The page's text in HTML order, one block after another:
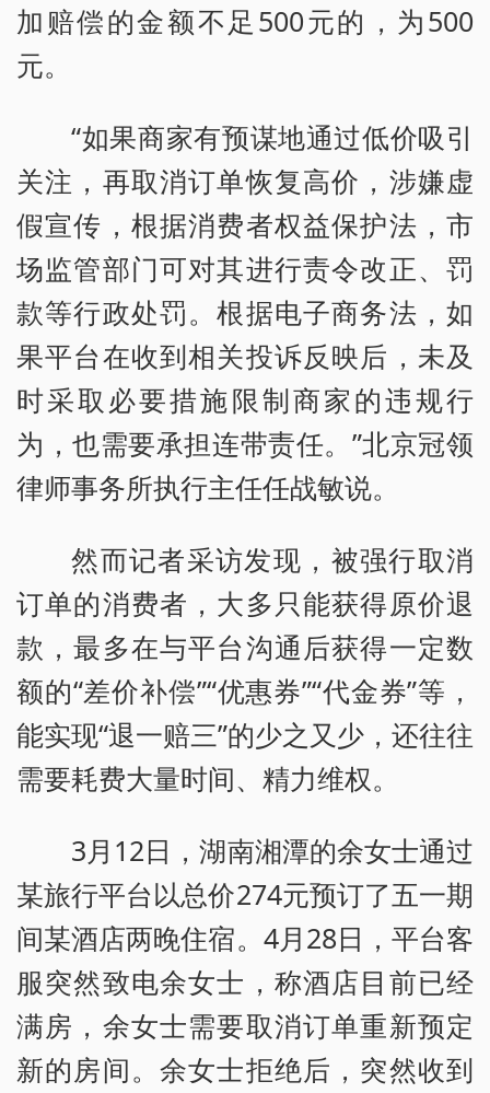
加赔偿的金额不足500元的，为500
元。
“如果商家有预谋地通过低价吸引
关注，再取消订单恢复高价，涉嫌虚
假宣传，根据消费者权益保护法，市
场监管部门可对其进行责令改正、罚
款等行政处罚。根据电子商务法，如
果平台在收到相关投诉反映后，未及
时采取必要措施限制商家的违规行
为，也需要承担连带责任。”北京冠领
律师事务所执行主任任战敏说。
然而记者采访发现，被强行取消
订单的消费者，大多只能获得原价退
款，最多在与平台沟通后获得一定数
额的“差价补偿”“优惠券”“代金券”等，
能实现“退一赔三”的少之又少，还往往
需要耗费大量时间、精力维权。
3月12日，湖南湘潭的余女士通过
某旅行平台以总价274元预订了五一期
间某酒店两晚住宿。4月28日，平台客
服突然致电余女士，称酒店目前已经
满房，余女士需要取消订单重新预定
新的房间。余女士拒绝后，突然收到